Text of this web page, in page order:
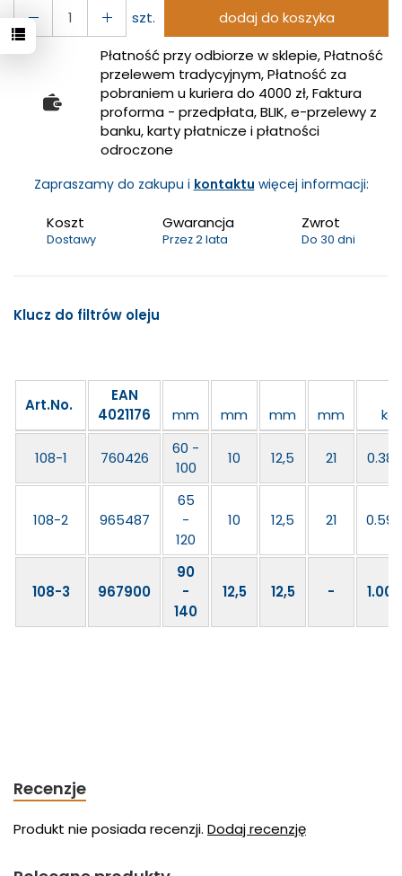
szt.
dodaj do koszyka
Płatność przy odbiorze w sklepie, Płatność
przelewem tradycyjnym, Płatność za
pobraniem u kuriera do 4000 zł, Faktura
proforma - przedpłata, BLIK, e-przelewy z
banku, karty płatnicze i płatności
odroczone
Zapraszamy do zakupu i kontaktu więcej informacji:
Koszt
Dostawy
Gwarancja
Przez 2 lata
Zwrot
Do 30 dni
Klucz do filtrów oleju
Art.No.
EAN
4021176
mm mm mm mm kg
108-1 760426
60 -
100
10 12,5 21
108-2 965487
65
-
120
10 12,5 21
108-3 967900
90
-
140
12,5 12,5 -
Recenzje
Produkt nie posiada recenzji. Dodaj recenzję